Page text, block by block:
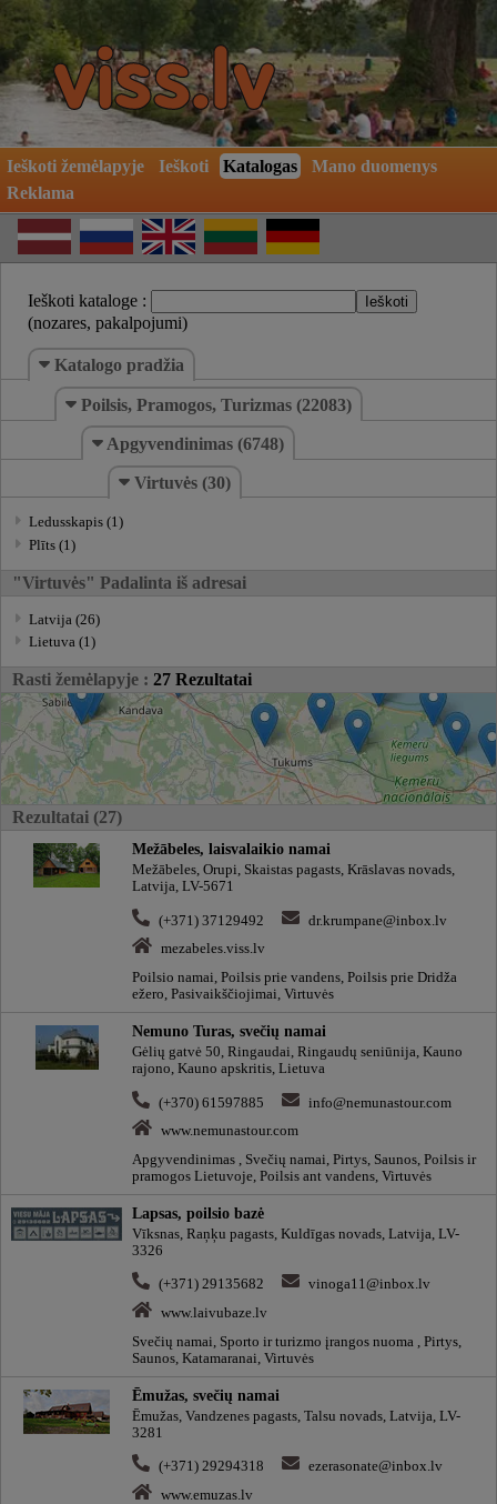
Ieškoti žemėlapyje Ieškoti Katalogas
Mano duomenys
Reklama
Ieškoti kataloge :
(nozares, pakalpojumi)
Katalogo pradžia
Poilsis, Pramogos, Turizmas (22083)
Apgyvendinimas (6748)
Virtuvės (30)
Ledusskapis (1)
Plīts (1)
"Virtuvės" Padalinta iš adresai
Latvija (26)
Lietuva (1)
Rasti žemėlapyje : 27 Rezultatai
Rezultatai (27)
Mežābeles, laisvalaikio namai
Mežābeles, Orupi, Skaistas pagasts, Krāslavas novads,
Latvija, LV-5671
(+371) 37129492
dr.krumpane@inbox.lv
mezabeles.viss.lv
Poilsio namai, Poilsis prie vandens, Poilsis prie Dridža
ežero, Pasivaikščiojimai, Virtuvės
Nemuno Turas, svečių namai
Gėlių gatvė 50, Ringaudai, Ringaudų seniūnija, Kauno
rajono, Kauno apskritis, Lietuva
(+370) 61597885
info@nemunastour.com
www.nemunastour.com
Apgyvendinimas , Svečių namai, Pirtys, Saunos, Poilsis ir
pramogos Lietuvoje, Poilsis ant vandens, Virtuvės
Lapsas, poilsio bazė
Vīksnas, Raņķu pagasts, Kuldīgas novads, Latvija, LV-
3326
(+371) 29135682
vinoga11@inbox.lv
www.laivubaze.lv
Svečių namai, Sporto ir turizmo įrangos nuoma , Pirtys,
Saunos, Katamaranai, Virtuvės
Ēmužas, svečių namai
Ēmužas, Vandzenes pagasts, Talsu novads, Latvija, LV-
3281
(+371) 29294318
ezerasonate@inbox.lv
www.emuzas.lv